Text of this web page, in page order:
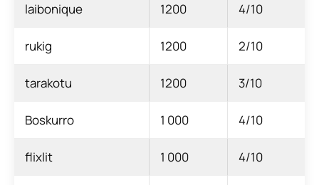
laibonique 1200 4/10
rukig 1200 2/10
tarakotu 1200 3/10
Boskurro 1 000 4/10
flixlit 1 000 4/10